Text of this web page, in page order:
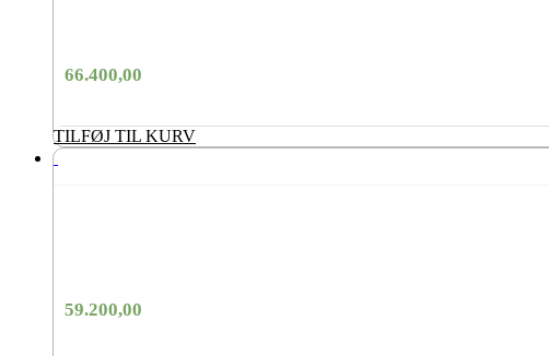
66.400,00
TILFØJ TIL KURV
59.200,00